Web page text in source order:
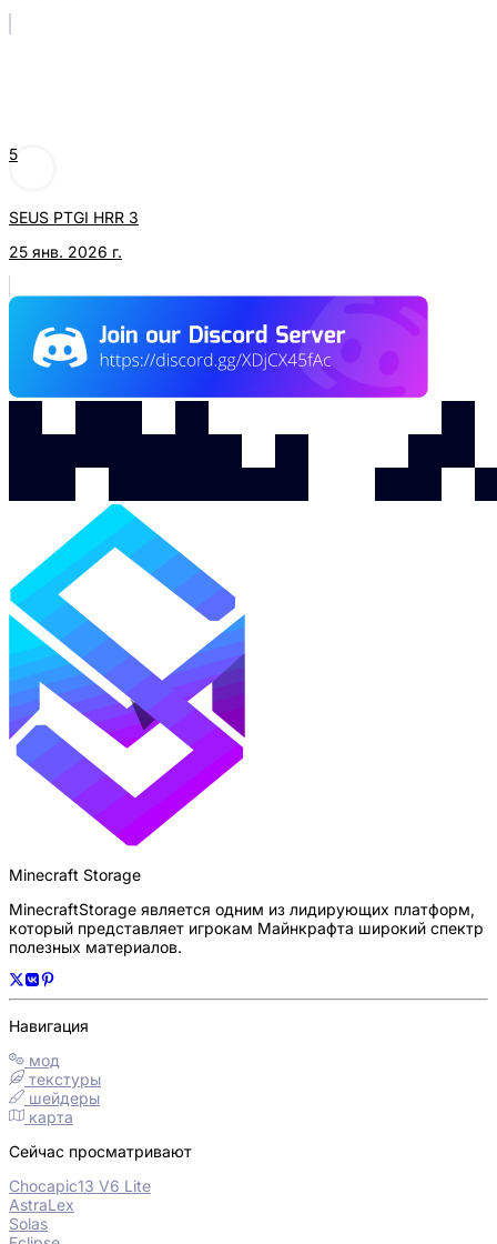
5
SEUS PTGI HRR 3
25 янв. 2026 г.
Minecraft Storage
MinecraftStorage является одним из лидирующих платформ,
который представляет игрокам Майнкрафта широкий спектр
полезных материалов.
Навигация
мод
текстуры
шейдеры
карта
Сейчас просматривают
Chocapic13 V6 Lite
AstraLex
Solas